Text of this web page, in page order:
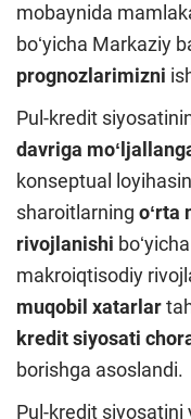
mobaynida
boʻyicha Markaziy
prognozlarimizni
Pul-kredit
davriga
konseptual
sharoitlarning oʻrta
rivojlanishi
makroiqtisodiy
muqobil xatarlar
kredit siyosati
borishga asoslandi.
Pul-kredit